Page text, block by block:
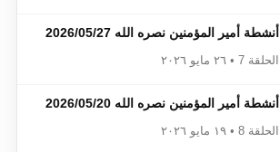
أنشطة أمير المؤمنين نصره الله 2026/05/27
الحلقة 7 • ٢٦ مايو ٢٠٢٦
أنشطة أمير المؤمنين نصره الله 2026/05/20
الحلقة 8 • ١٩ مايو ٢٠٢٦